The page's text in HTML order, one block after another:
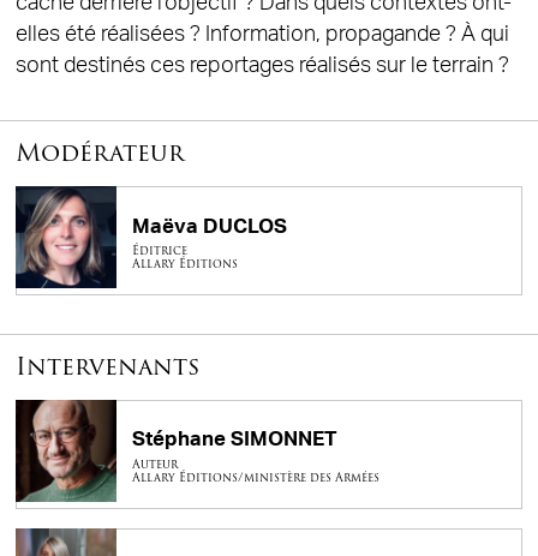
elles été réalisées ? Information, propagande ? À qui
sont destinés ces reportages réalisés sur le terrain ?
Modérateur
Maëva DUCLOS
Éditrice
Allary Éditions
Intervenants
Stéphane SIMONNET
Auteur
Allary Éditions/ministère des Armées